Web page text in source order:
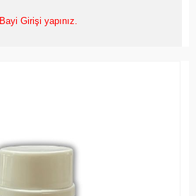
Bayi Girişi yapınız.